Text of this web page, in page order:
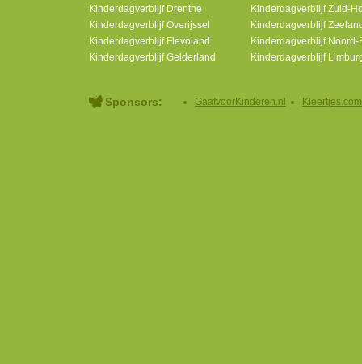
Kinderdagverblijf Zuid-
Kinderdagverblijf
Kinderdagverblijf Noord-
Kinderdagverblijf
Kinderdagverblijf Drenthe
Kinderdagverblijf Overijssel
Kinderdagverblijf Flevoland
Kinderdagverblijf Gelderland
Sponsors: GaafvoorKinderen.nl Kleertjes.com